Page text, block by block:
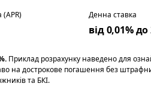
(APR) Денна ставка
від 0,01% до
Приклад розрахунку наведено для
на дострокове погашення без
та БКІ.